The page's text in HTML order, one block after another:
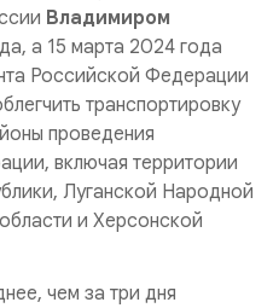
Владимиром
а 15 марта 2024 года
Российской Федерации
транспортировку
проведения
включая территории
Луганской Народной
и Херсонской
чем за три дня